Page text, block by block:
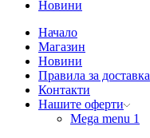
Новини
Начало
Магазин
Новини
Правила за доставка
Контакти
Нашите оферти
Mega menu 1